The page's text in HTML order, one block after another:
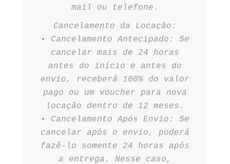
mail ou telefone.
Cancelamento da Locação:
•⁠ ⁠Cancelamento Antecipado: Se
cancelar mais de 24 horas
antes do início e antes do
envio, receberá 100% do valor
pago ou um voucher para nova
locação dentro de 12 meses.
•⁠ ⁠Cancelamento Após Envio: Se
cancelar após o envio, poderá
fazê-lo somente 24 horas após
a entrega. Nesse caso,